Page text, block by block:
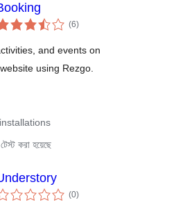
(6total
ratings
)
and events on
using Rezgo.
করা হয়েছে
(0total
ratings
)